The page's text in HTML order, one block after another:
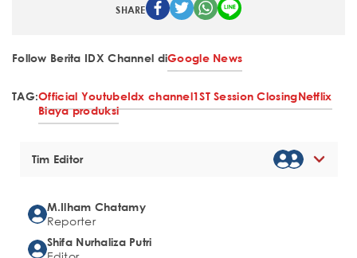
SHARE
Follow Berita IDX Channel diGoogle News
TAG:Official YoutubeIdx channel1ST Session ClosingNetflix
Biaya produksi
Tim Editor
M.Ilham Chatamy
Reporter
Shifa Nurhaliza Putri